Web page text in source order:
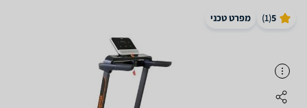
5
(
1
) מפרט טכני